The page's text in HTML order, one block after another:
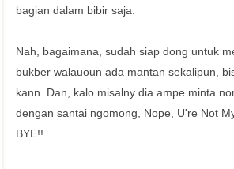
bagian dalam bibir saja.
Nah, bagaimana, sudah siap dong untuk
bukber walauoun ada mantan sekalipun,
kann. Dan, kalo misalny dia ampe minta
dengan santai ngomong, Nope, U're Not
BYE!!